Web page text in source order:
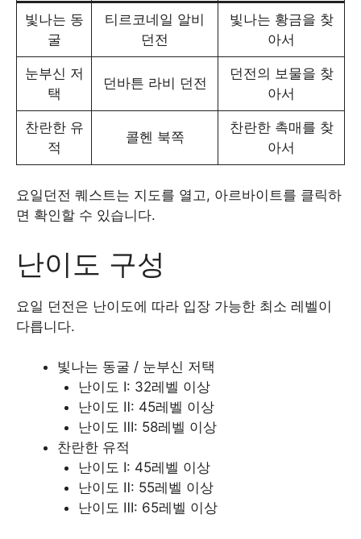
빛나는 동
굴
티르코네일 알비
던전
빛나는 황금을 찾
아서
눈부신 저
택
던바튼 라비 던전
던전의 보물을 찾
아서
찬란한 유
적
콜헨 북쪽
찬란한 촉매를 찾
아서
요일던전 퀘스트는 지도를 열고, 아르바이트를 클릭하
면 확인할 수 있습니다.
난이도 구성
요일 던전은 난이도에 따라 입장 가능한 최소 레벨이
다릅니다.​
빛나는 동굴 / 눈부신 저택
난이도 Ⅰ: 32레벨 이상
난이도 Ⅱ: 45레벨 이상
난이도 Ⅲ: 58레벨 이상​
찬란한 유적
난이도 Ⅰ: 45레벨 이상
난이도 Ⅱ: 55레벨 이상
난이도 Ⅲ: 65레벨 이상​